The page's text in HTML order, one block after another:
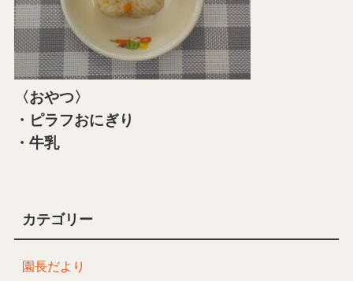
〈おやつ〉
・ピラフおにぎり
・牛乳
カテゴリー
園長だより